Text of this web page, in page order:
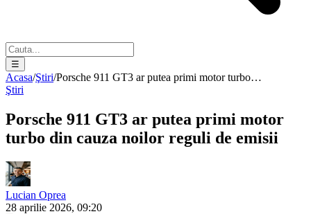
☰
Acasa/Ştiri/Porsche 911 GT3 ar putea primi motor turbo…
Ştiri
Porsche 911 GT3 ar putea primi motor
turbo din cauza noilor reguli de emisii
Lucian Oprea
28 aprilie 2026, 09:20